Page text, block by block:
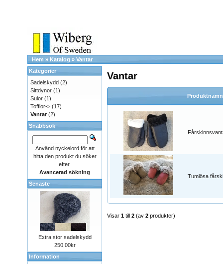
Hem » Katalog » Vantar
Vantar
Tumlösa
Visar 1 till 2 (av 2 produkter)
Kategorier
Sadelskydd (2)
Sittdynor (1)
Sulor (1)
Tofflor-> (17)
Vantar (2)
Snabbsök
Använd nyckelord för att
hitta den produkt du söker
efter.
Avancerad sökning
Senaste
Extra stor sadelskydd
250,00kr
Information